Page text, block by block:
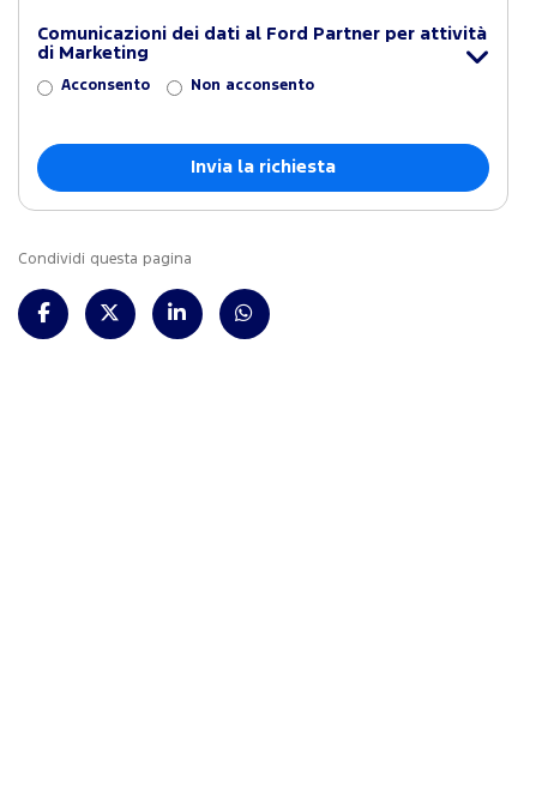
Comunicazioni dei dati al Ford Partner per attività
di Marketing
Acconsento Non acconsento
Condividi questa pagina